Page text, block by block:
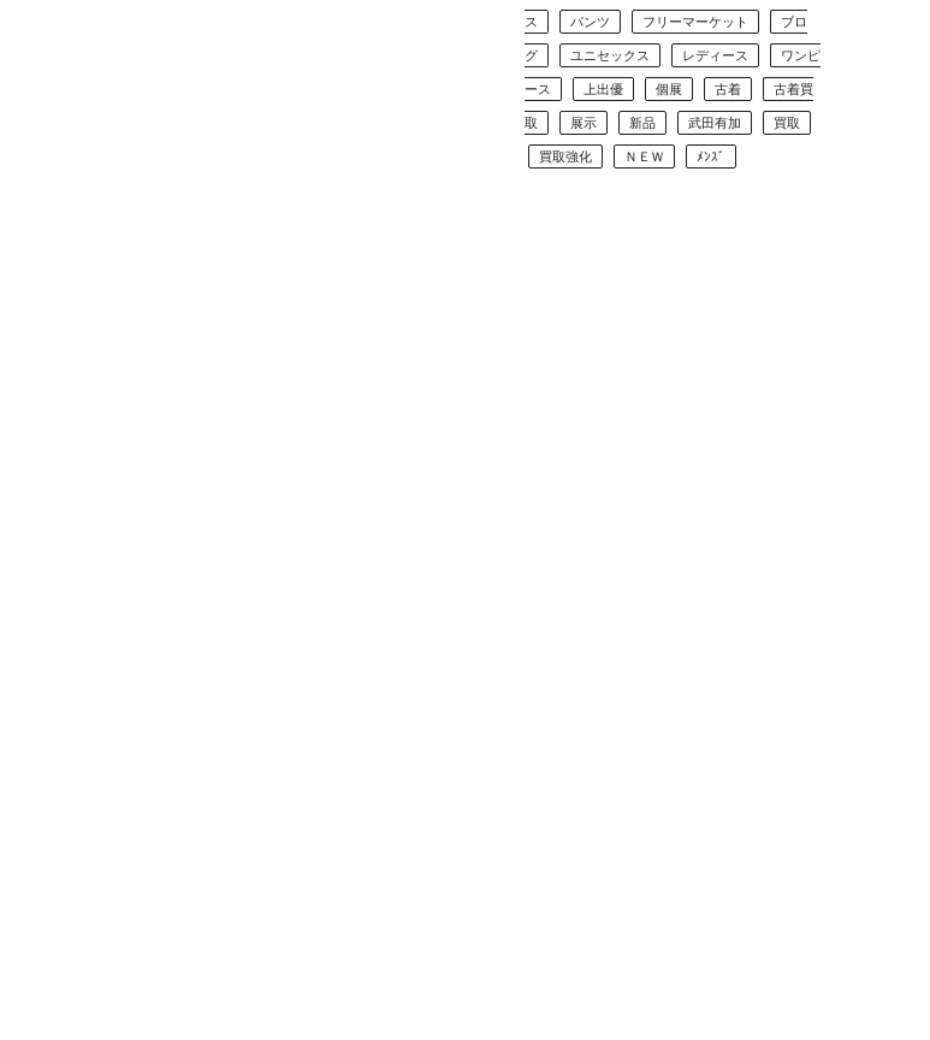
ス パンツ フリーマーケット ブロ
グ ユニセックス レディース ワンピ
ース 上出優 個展 古着 古着買
取 展示 新品 武田有加 買取
買取強化 ＮＥＷ ﾒﾝｽﾞ